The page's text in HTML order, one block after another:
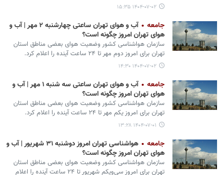
۱۴۰۴-۰۷-۰۲ ۱۵:۳۵
جامعه
آب و هوای تهران ساعتی چهارشنبه ۲ مهر | آب و
هوای تهران امروز چگونه است؟
سازمان هواشناسی کشور وضعیت هوای بعضی مناطق استان
تهران برای امروز دوم مهر تا ۲۴ ساعت آینده را اعلام کرد.
۱۴۰۴-۰۷-۰۲ ۱۴:۳۰
جامعه
آب و هوای تهران ساعتی سه شنبه ۱ مهر | آب و
هوای تهران امروز چگونه است؟
سازمان هواشناسی کشور وضعیت هوای بعضی مناطق استان
تهران برای امروز یکم مهر تا ۲۴ ساعت آینده را اعلام کرد.
۱۴۰۴-۰۷-۰۱ ۱۳:۲۸
جامعه
هواشناسی تهران امروز دوشنبه ۳۱ شهریور | آب و
هوای تهران امروز چگونه است؟
سازمان هواشناسی کشور وضعیت هوای بعضی مناطق استان
تهران برای امروز سی‌ویکم شهریور تا ۲۴ ساعت آینده را اعلام